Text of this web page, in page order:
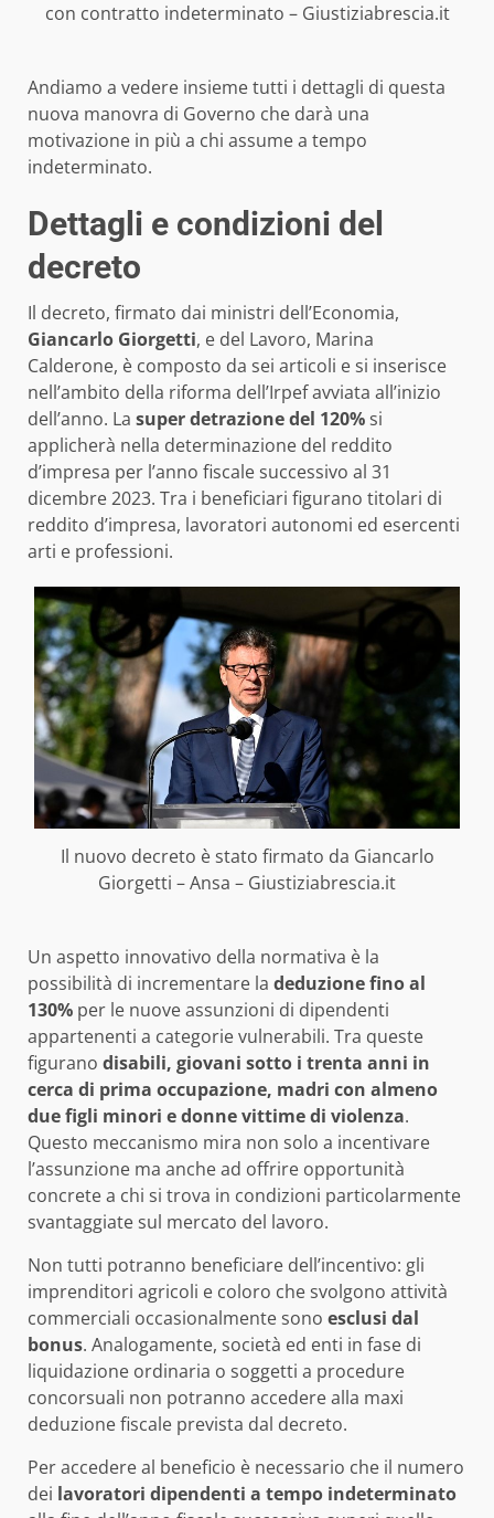
con contratto indeterminato – Giustiziabrescia.it
Andiamo a vedere insieme tutti i dettagli di questa
nuova manovra di Governo che darà una
motivazione in più a chi assume a tempo
indeterminato.
Dettagli e condizioni del
decreto
Il decreto, firmato dai ministri dell’Economia,
Giancarlo Giorgetti, e del Lavoro, Marina
Calderone, è composto da sei articoli e si inserisce
nell’ambito della riforma dell’Irpef avviata all’inizio
dell’anno. La super detrazione del 120%si
applicherà nella determinazione del reddito
d’impresa per l’anno fiscale successivo al 31
dicembre 2023. Tra i beneficiari figurano titolari di
reddito d’impresa, lavoratori autonomi ed esercenti
arti e professioni.
Il nuovo decreto è stato firmato da Giancarlo
Giorgetti – Ansa – Giustiziabrescia.it
Un aspetto innovativo della normativa è la
possibilità di incrementare la deduzione fino al
130% per le nuove assunzioni di dipendenti
appartenenti a categorie vulnerabili. Tra queste
figurano disabili, giovani sotto i trenta anni in
cerca di prima occupazione, madri con almeno
due figli minori e donne vittime di violenza.
Questo meccanismo mira non solo a incentivare
l’assunzione ma anche ad offrire opportunità
concrete a chi si trova in condizioni particolarmente
svantaggiate sul mercato del lavoro.
Non tutti potranno beneficiare dell’incentivo: gli
imprenditori agricoli e coloro che svolgono attività
commerciali occasionalmente sono esclusi dal
bonus. Analogamente, società ed enti in fase di
liquidazione ordinaria o soggetti a procedure
concorsuali non potranno accedere alla maxi
deduzione fiscale prevista dal decreto.
Per accedere al beneficio è necessario che il numero
dei lavoratori dipendenti a tempo indeterminato